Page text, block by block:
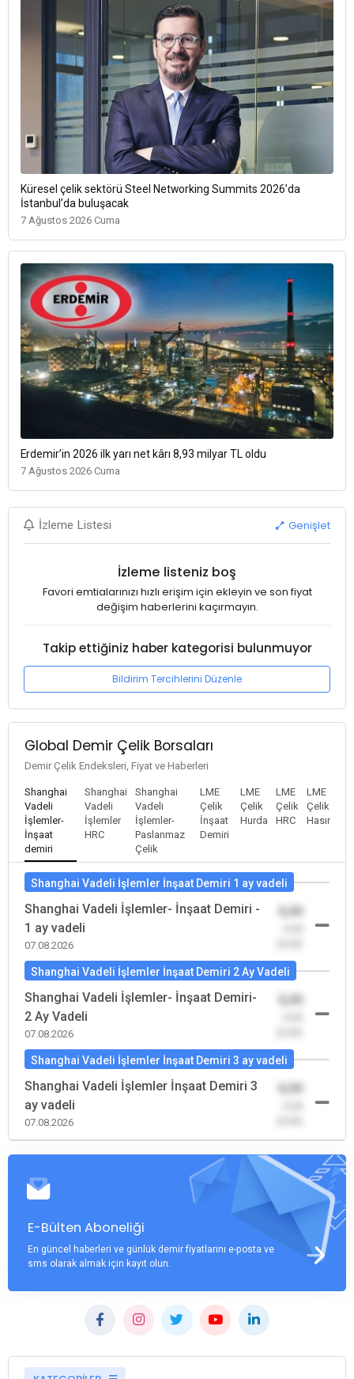
Küresel çelik sektörü Steel Networking Summits 2026’da
İstanbul’da buluşacak
7 Ağustos 2026 Cuma
Erdemir’in 2026 ilk yarı net kârı 8,93 milyar TL oldu
7 Ağustos 2026 Cuma
İzleme Listesi Genişlet
İzleme listeniz boş
Favori emtialarınızı hızlı erişim için ekleyin ve son fiyat
değişim haberlerini kaçırmayın.
Takip ettiğiniz haber kategorisi bulunmuyor
Bildirim Tercihlerini Düzenle
Global Demir Çelik Borsaları
Demir Çelik Endeksleri, Fiyat ve Haberleri
Shanghai
Vadeli
İşlemler-
İnşaat
demiri
Shanghai
Vadeli
İşlemler
HRC
Shanghai
Vadeli
İşlemler-
Paslanmaz
Çelik
LME
Çelik
İnşaat
Demiri
LME
Çelik
Hurda
LME
Çelik
HRC
LME
Çelik
Hasır
Shanghai Vadeli İşlemler İnşaat Demiri 1 ay vadeli
Shanghai Vadeli İşlemler- İnşaat Demiri -
1 ay vadeli
07.08.2026
0,00
Shanghai Vadeli İşlemler İnşaat Demiri 2 Ay Vadeli
Shanghai Vadeli İşlemler- İnşaat Demiri-
2 Ay Vadeli
07.08.2026
0,00
Shanghai Vadeli İşlemler İnşaat Demiri 3 ay vadeli
Shanghai Vadeli İşlemler İnşaat Demiri 3
ay vadeli
07.08.2026
0,00
E-Bülten Aboneliği
En güncel haberleri ve günlük demir fiyatlarını e-posta ve
sms olarak almak için kayıt olun.